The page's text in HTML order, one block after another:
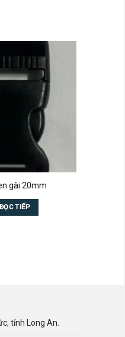
gài 20mm
ĐỌC TIẾP
tỉnh Long An.